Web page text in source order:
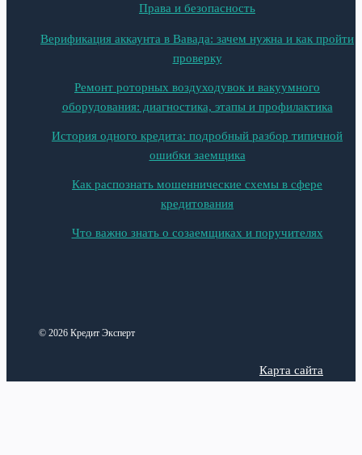
Права и безопасность
Верификация аккаунта в Вавада: зачем нужна и как пройти
проверку
Ремонт роторных воздуходувок и вакуумного
оборудования: диагностика, этапы и профилактика
История одного кредита: подробный разбор типичной
ошибки заемщика
Как распознать мошеннические схемы в сфере
кредитования
Что важно знать о созаемщиках и поручителях
© 2026 Кредит Эксперт
Карта сайта